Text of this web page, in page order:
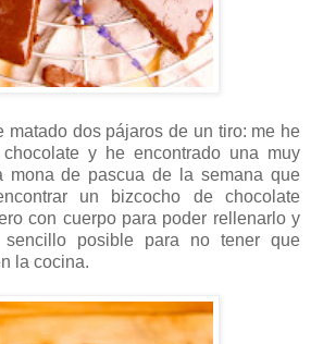
matado dos pájaros de un tiro: me he
y he encontrado una muy
mona de pascua de la semana que
un bizcocho de chocolate
con cuerpo para poder rellenarlo y
posible para no tener que
la cocina.